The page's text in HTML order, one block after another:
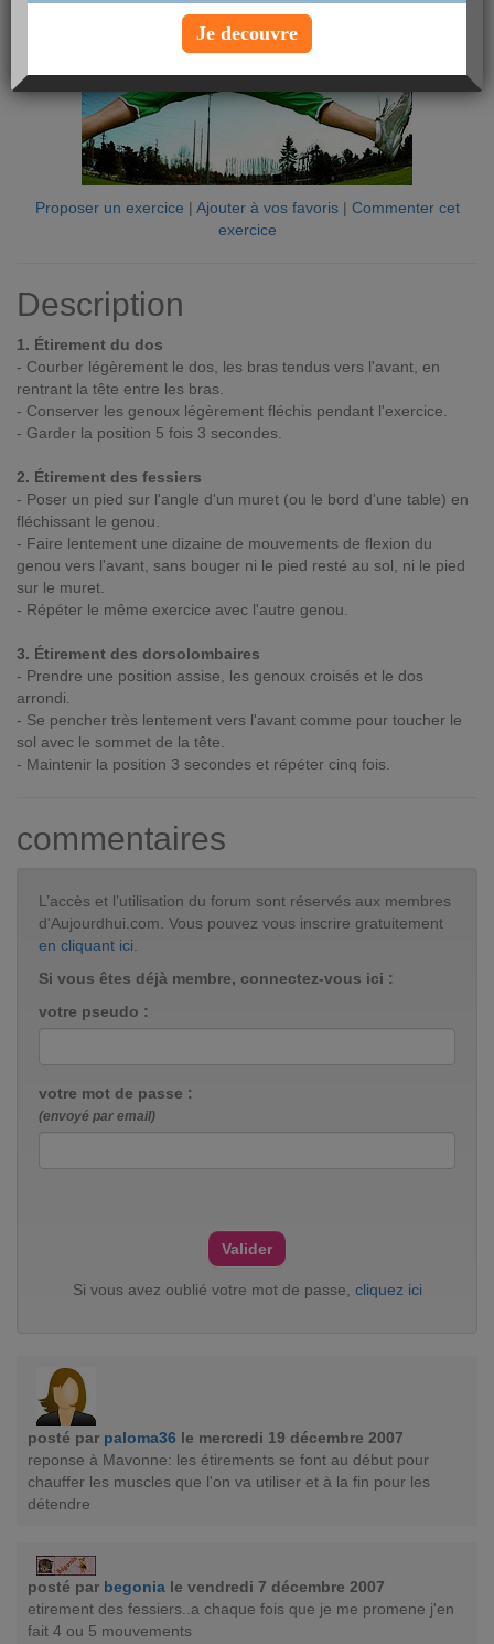
Proposer un exercice | Ajouter à vos favoris| Commenter cet
exercice
Description
1. Étirement du dos
- Courber légèrement le dos, les bras tendus vers l'avant, en
rentrant la tête entre les bras.
- Conserver les genoux légèrement fléchis pendant l'exercice.
- Garder la position 5 fois 3 secondes.
2. Étirement des fessiers
- Poser un pied sur l'angle d'un muret (ou le bord d'une table) en
fléchissant le genou.
- Faire lentement une dizaine de mouvements de flexion du
genou vers l'avant, sans bouger ni le pied resté au sol, ni le pied
sur le muret.
- Répéter le même exercice avec l'autre genou.
3. Étirement des dorsolombaires
- Prendre une position assise, les genoux croisés et le dos
arrondi.
- Se pencher très lentement vers l'avant comme pour toucher le
sol avec le sommet de la tête.
- Maintenir la position 3 secondes et répéter cinq fois.
commentaires
L’accès et l’utilisation du forum sont réservés aux membres
d'Aujourdhui.com. Vous pouvez vous inscrire gratuitement
en cliquant ici
Si vous êtes déjà membre, connectez-vous ici :
votre pseudo :
votre mot de passe :
(envoyé par email)
Si vous avez oublié votre mot de passe, cliquez ici
posté par paloma36 le mercredi 19 décembre 2007
reponse à Mavonne: les étirements se font au début pour
chauffer les muscles que l'on va utiliser et à la fin pour les
détendre
posté par begonia le vendredi 7 décembre 2007
etirement des fessiers..a chaque fois que je me promene j'en
fait 4 ou 5 mouvements
Je decouvre